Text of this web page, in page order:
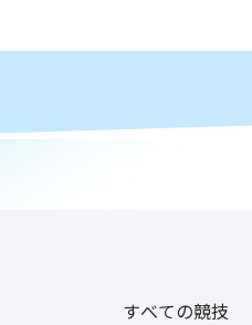
すべての競技